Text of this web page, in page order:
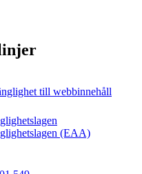
till webbinnehåll
(EAA)